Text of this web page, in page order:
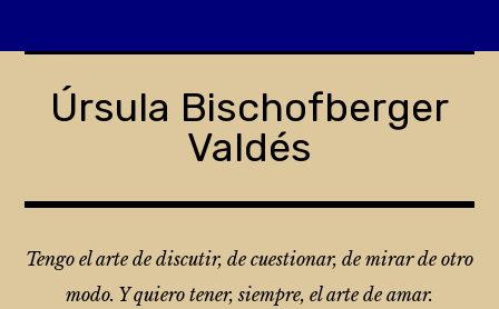
contentÚrsula Bischofberger
Valdés
Tengo el arte de discutir, de cuestionar, de mirar de otro
modo. Y quiero tener, siempre, el arte de amar.